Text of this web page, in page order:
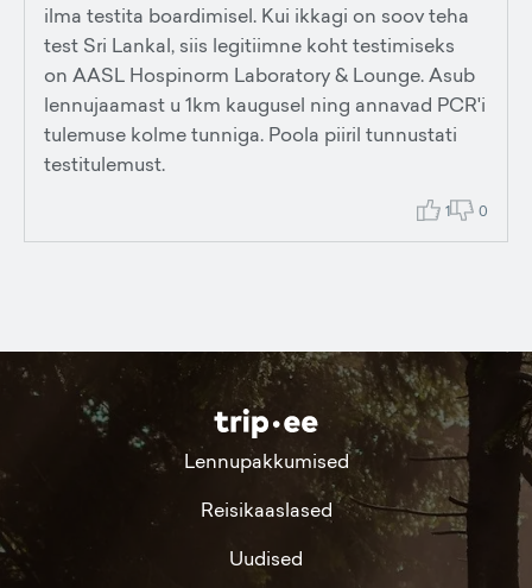
ilma testita boardimisel. Kui ikkagi on soov teha
test Sri Lankal, siis legitiimne koht testimiseks
on AASL Hospinorm Laboratory & Lounge. Asub
lennujaamast u 1km kaugusel ning annavad PCR'i
tulemuse kolme tunniga. Poola piiril tunnustati
testitulemust.
1 0
Lennupakkumised
Reisikaaslased
Uudised